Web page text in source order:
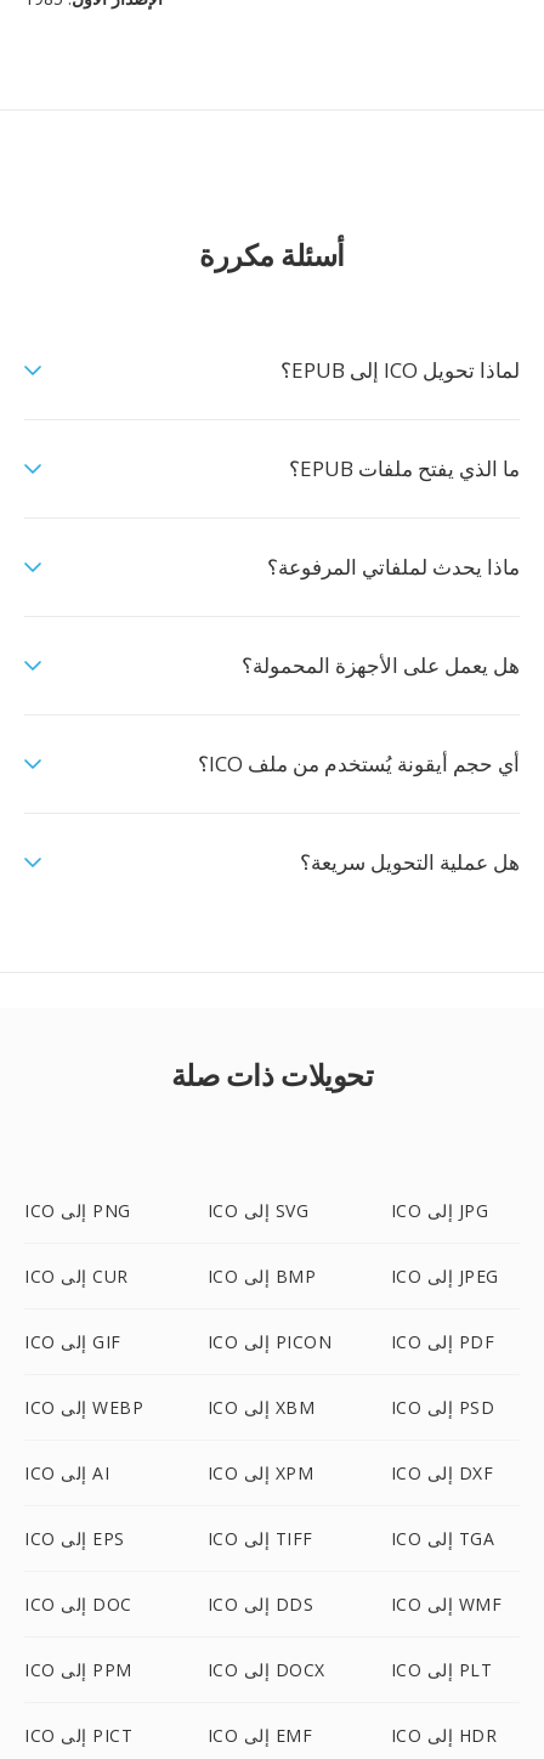
أسئلة مكررة
لماذا تحويل ICO إلى EPUB؟
ما الذي يفتح ملفات EPUB؟
ماذا يحدث لملفاتي المرفوعة؟
هل يعمل على الأجهزة المحمولة؟
أي حجم أيقونة يُستخدم من ملف ICO؟
هل عملية التحويل سريعة؟
تحويلات ذات صلة
ICO إلى PNG ICO إلى SVG ICO إلى JPG
ICO إلى CUR ICO إلى BMP ICO إلى JPEG
ICO إلى GIF ICO إلى PICON ICO إلى PDF
ICO إلى WEBP ICO إلى XBM ICO إلى PSD
ICO إلى AI ICO إلى XPM ICO إلى DXF
ICO إلى EPS ICO إلى TIFF ICO إلى TGA
ICO إلى DOC ICO إلى DDS ICO إلى WMF
ICO إلى PPM ICO إلى DOCX ICO إلى PLT
ICO إلى PICT ICO إلى EMF ICO إلى HDR